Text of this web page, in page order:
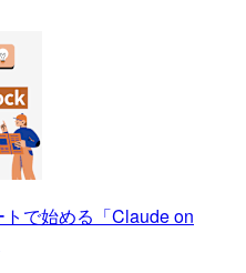
トで始める「Claude on